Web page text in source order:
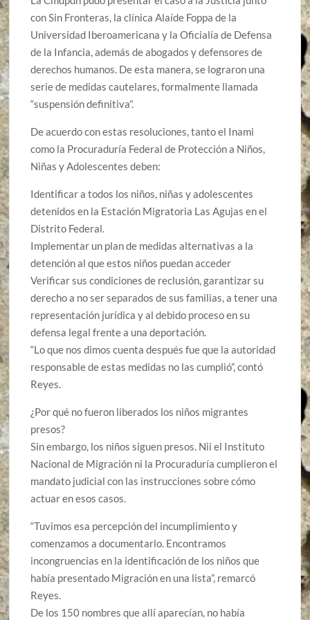
con Sin Fronteras, la clínica Alaíde Foppa de la
Universidad Iberoamericana y la Oficialía de Defensa
de la Infancia, además de abogados y defensores de
derechos humanos. De esta manera, se lograron una
serie de medidas cautelares, formalmente llamada
“suspensión definitiva”.
De acuerdo con estas resoluciones, tanto el Inami
como la Procuraduría Federal de Protección a Niños,
Niñas y Adolescentes deben:
Identificar a todos los niños, niñas y adolescentes
detenidos en la Estación Migratoria Las Agujas en el
Distrito Federal.
Implementar un plan de medidas alternativas a la
detención al que estos niños puedan acceder
Verificar sus condiciones de reclusión, garantizar su
derecho a no ser separados de sus familias, a tener una
representación jurídica y al debido proceso en su
defensa legal frente a una deportación.
“Lo que nos dimos cuenta después fue que la autoridad
responsable de estas medidas no las cumplió”, contó
Reyes.
¿Por qué no fueron liberados los niños migrantes
presos?
Sin embargo, los niños siguen presos. Nii el Instituto
Nacional de Migración ni la Procuraduría cumplieron el
mandato judicial con las instrucciones sobre cómo
actuar en esos casos.
“Tuvimos esa percepción del incumplimiento y
comenzamos a documentarlo. Encontramos
incongruencias en la identificación de los niños que
había presentado Migración en una lista”, remarcó
Reyes.
De los 150 nombres que allí aparecían, no había